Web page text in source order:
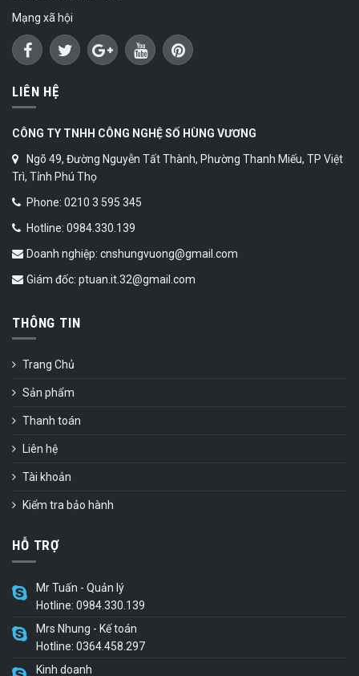
Mạng xã hội
LIÊN HỆ
CÔNG TY TNHH CÔNG NGHỆ SỐ HÙNG VƯƠNG
Ngõ 49, Đường Nguyễn Tất Thành, Phường Thanh Miếu, TP Việt
Trì, Tỉnh Phú Thọ
Phone: 0210 3 595 345
Hotline: 0984.330.139
Doanh nghiệp: cnshungvuong@gmail.com
Giám đốc: ptuan.it.32@gmail.com
THÔNG TIN
Trang Chủ
Sản phẩm
Thanh toán
Liên hệ
Tài khoản
Kiểm tra bảo hành
HỖ TRỢ
Mr Tuấn - Quản lý
Hotline: 0984.330.139
Mrs Nhung - Kế toán
Hotline: 0364.458.297
Kinh doanh